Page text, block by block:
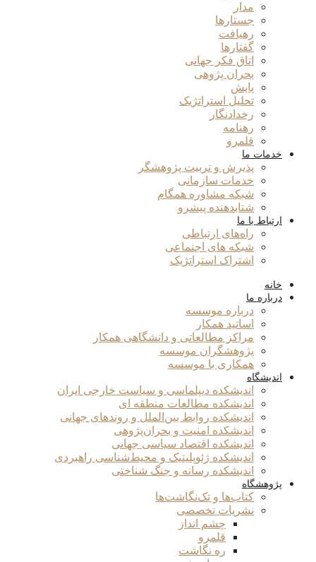
مدار
جستارها
رهیافت
گفتارها
اتاق فکر جهانی
بحران پژوهی
پایش
تحلیل استراتژیک
رخدادنگار
رهنامه
قلمرو
خدمات ما
پذیرش و تربیت پژوهشگر
خدمات سازمانی
شبکه مشاوره همگام
شتابدهنده پیشرو
ارتباط با ما
راه‌های ارتباطی
شبکه های اجتماعی
اشتراک استراتژیک
خانه
درباره ما
درباره موسسه
اساتید همکار
مراکز مطالعاتی و دانشگاهی همکار
پژوهشگران موسسه
همکاری با موسسه
اندیشگاه
اندیشکده دیپلماسی و سیاست خارجی ایران
اندیشکده مطالعات منطقه ای
اندیشکده روابط بین‌الملل و روندهای جهانی
اندیشکده امنیت و بحران‌پژوهی
اندیشکده اقتصاد سیاسی جهانی
اندیشکده ژئوپلیتیک و محیط‌شناسی راهبردی
اندیشکده رسانه و جنگ شناختی
پژوهشگاه
کتاب‌ها و تک‌نگاشت‌ها
نشریات تخصصی
چشم انداز
قلمرو
ره نگاشت